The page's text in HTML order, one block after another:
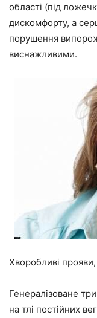
області (під
дискомфорту, а
порушення
виснажливими.
Хворобливі
Генералізоване
на тлі постійних